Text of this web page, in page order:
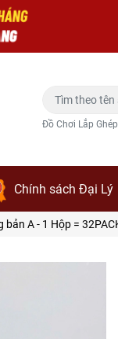
Đồ Chơi Lắp Ghép
Chính sách Đại Lý
A - 1 Hộp =